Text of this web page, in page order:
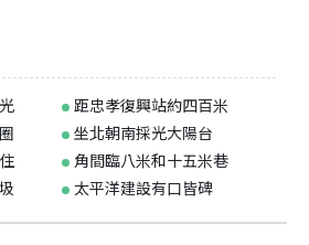
距忠孝復興站約四百米
坐北朝南採光大陽台
角間臨八米和十五米巷
太平洋建設有口皆碑